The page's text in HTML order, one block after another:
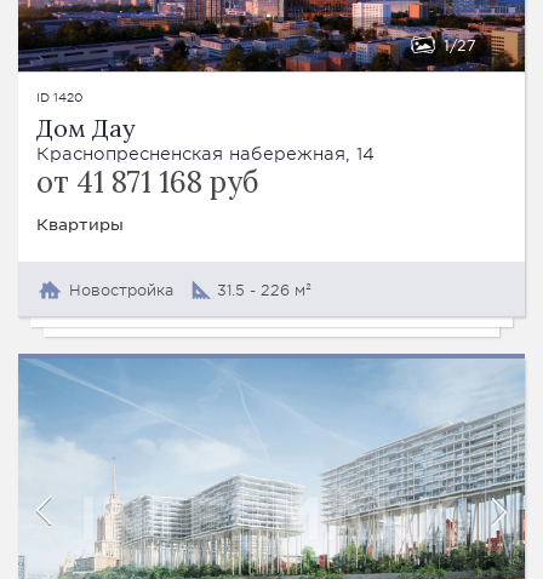
1 27
ID 1420
Дом Дау
Краснопресненская набережная, 14
от 41 871 168 руб
Квартиры
Новостройка 31.5 - 226 м²